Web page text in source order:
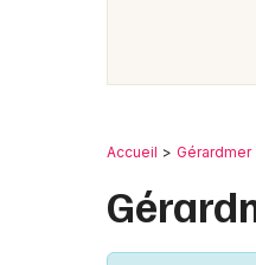
Accueil Gérardmer